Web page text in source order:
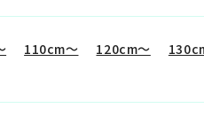
110cm〜 120cm〜